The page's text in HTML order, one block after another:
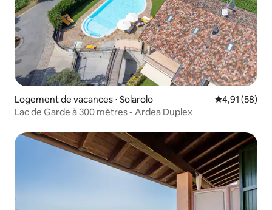
Logement de vacances ⋅ Solarolo Évaluation
4,91 (58)
Lac de Garde à 300 mètres - Ardea Duplex